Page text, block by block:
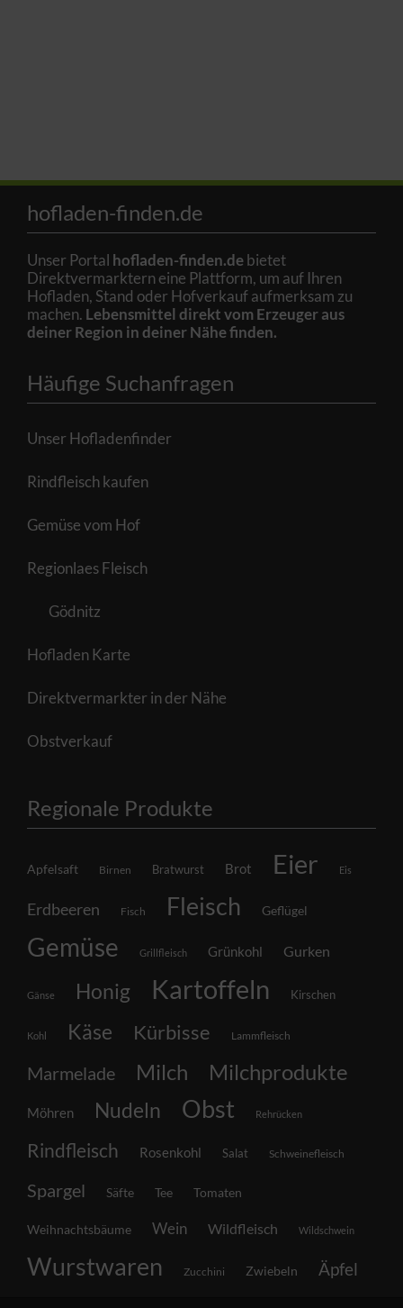
hofladen-finden.de
Unser Portal hofladen-finden.debietet
Direktvermarktern eine Plattform, um auf Ihren
Hofladen, Stand oder Hofverkauf aufmerksam zu
machen. Lebensmittel direkt vom Erzeuger aus
deiner Region in deiner Nähe finden.
Häufige Suchanfragen
Unser Hofladenfinder
Rindfleisch kaufen
Gemüse vom Hof
Regionlaes Fleisch
Gödnitz
Hofladen Karte
Direktvermarkter in der Nähe
Obstverkauf
Regionale Produkte
Apfelsaft Birnen Bratwurst Brot Eier Eis
Erdbeeren Fisch Fleisch Geflügel
Gemüse Grillfleisch Grünkohl Gurken
Gänse Honig Kartoffeln Kirschen
Kohl Käse Kürbisse Lammfleisch
Marmelade Milch Milchprodukte
Möhren Nudeln Obst Rehrücken
Rindfleisch Rosenkohl Salat Schweinefleisch
Spargel Säfte Tee Tomaten
Weihnachtsbäume Wein Wildfleisch Wildschwein
Wurstwaren Zucchini Zwiebeln Äpfel